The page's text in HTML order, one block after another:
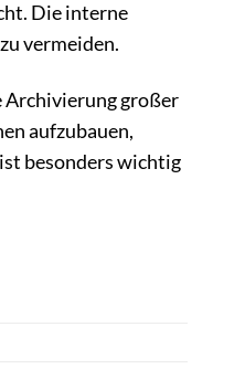
Die interne
vermeiden.
Archivierung großer
aufzubauen,
besonders wichtig